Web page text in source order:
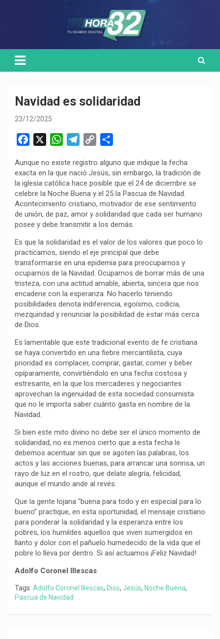
Navidad es solidaridad
23/12/2025
c
e
b
o
o
k
W
a
t
s
A
p
p
l
e
g
r
a
m
p
y
L
i
n
k
m
p
a
r
t
i
r
Aunque no existe registro alguno que indique la fecha
exacta en la que nació Jesús, sin embargo, la tradición de
la iglesia católica hace posible que el 24 de diciembre se
celebre la Noche Buena y el 25 la Pascua de Navidad.
Acontecimiento cristiano, motivador de ese sentimiento
de unión, de paz, amor y solidaridad que cada ser humano
posee y debe transmitir a los demás.
Es que la solidaridad es el valor de los valores que poco lo
practicamos, siendo el eje principal que debe
transformarse en una epidemia para preocuparnos y
ocuparnos de la Navidad. Ocuparnos de borrar más de una
tristeza, con una actitud amable, abierta, sincera que nos
encadene con la esperanza. No hacerlo teniendo
posibilidades denota indiferencia, egoísmo, codicia,
mezquindad y renunciar la posibilidad de estar más cerca
de Dios.
Es lamentable que este tradicional evento de fe cristiana
se haya convertido en una fiebre mercantilista, cuya
prioridad es complacer, comprar, gastar, comer y beber
opíparamente, convirtiéndolo en una fecha costosa y
estresante, en la que los mercaderes y negociantes
aprovechan la ingenuidad de esta sociedad consumista
que no le importa saber cuánto gasta en nombre de la
Navidad.
Si bien este mito divino no debe ser el único momento de
solidaridad, no es menos cierto que a esta fecha le
debemos acentuar sin que se agoten las palabras, los
actos y las acciones buenas, para arrancar una sonrisa, un
rayo de luz en el rostro, que delate alegría, felicidad,
aunque el mundo ande al revés.
Que la gente lojana “buena para todo y en especial para lo
bueno” practique, en esta oportunidad, el mensaje cristiano
para ponderar la solidaridad y la esperanza entre los
pobres, los humildes aquellos que viven sumergidos en
llanto y dolor con el pañuelo humedecido de la vida que el
pobre lo lleva por dentro. Si así actuamos ¡Feliz Navidad!
Adolfo Coronel Illescas
Tags: Adolfo Coronel Illescas, Dios, Jesús, Noche Buena,
Pascua de Navidad